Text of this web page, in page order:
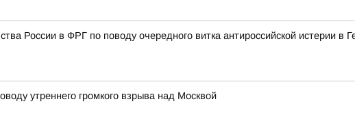
России в ФРГ по поводу очередного витка антироссийской истерии в
утреннего громкого взрыва над Москвой